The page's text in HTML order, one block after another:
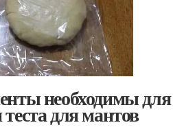
необходимы для
для мантов